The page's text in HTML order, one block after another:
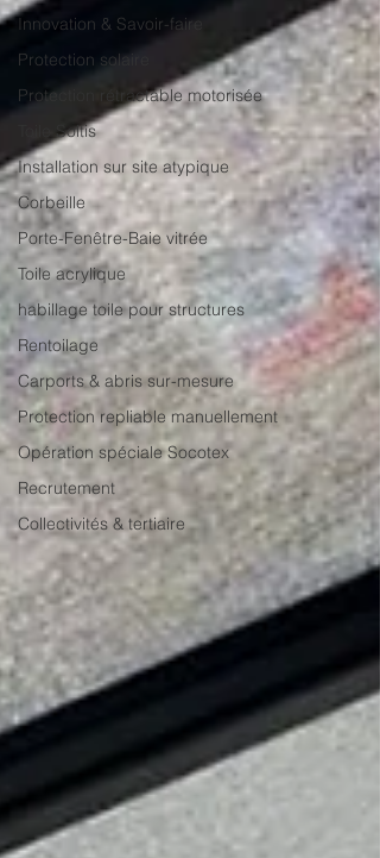
Innovation & Savoir-faire
Protection solaire
Protection rétractable motorisée
Toile Soltis
Installation sur site atypique
Corbeille
Porte-Fenêtre-Baie vitrée
Toile acrylique
habillage toile pour structures
Rentoilage
Carports & abris sur-mesure
Protection repliable manuellement
Opération spéciale Socotex
Recrutement
Collectivités & tertiaire